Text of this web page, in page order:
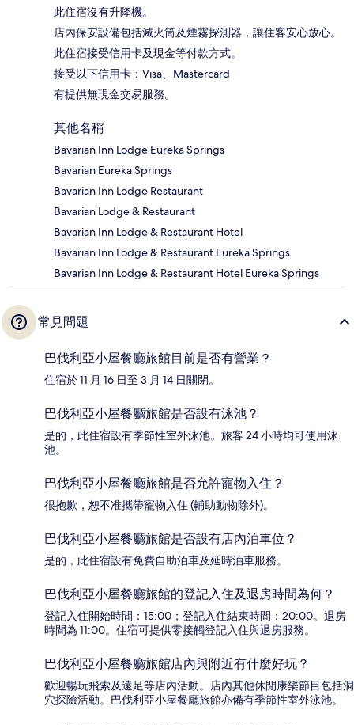
此住宿沒有升降機。
店內保安設備包括滅火筒及煙霧探測器，讓住客安心放心。
此住宿接受信用卡及現金等付款方式。
接受以下信用卡：Visa、Mastercard
有提供無現金交易服務。
其他名稱
Bavarian Inn Lodge Eureka Springs
Bavarian Eureka Springs
Bavarian Inn Lodge Restaurant
Bavarian Lodge & Restaurant
Bavarian Inn Lodge & Restaurant Hotel
Bavarian Inn Lodge & Restaurant Eureka Springs
Bavarian Inn Lodge & Restaurant Hotel Eureka Springs
常見問題
巴伐利亞小屋餐廳旅館目前是否有營業？
住宿於 11 月 16 日至 3 月 14 日關閉。
巴伐利亞小屋餐廳旅館是否設有泳池？
是的，此住宿設有季節性室外泳池。旅客 24 小時均可使用泳
池。
巴伐利亞小屋餐廳旅館是否允許寵物入住？
很抱歉，恕不准攜帶寵物入住 (輔助動物除外)。
巴伐利亞小屋餐廳旅館是否設有店內泊車位？
是的，此住宿設有免費自助泊車及延時泊車服務。
巴伐利亞小屋餐廳旅館的登記入住及退房時間為何？
登記入住開始時間：15:00；登記入住結束時間：20:00。退房
時間為 11:00。住宿可提供零接觸登記入住與退房服務。
巴伐利亞小屋餐廳旅館店內與附近有什麼好玩？
歡迎暢玩飛索及遠足等店內活動。店內其他休閒康樂節目包括洞
穴探險活動。巴伐利亞小屋餐廳旅館亦備有季節性室外泳池。